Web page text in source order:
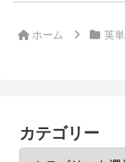
ホーム 英
カテゴリー